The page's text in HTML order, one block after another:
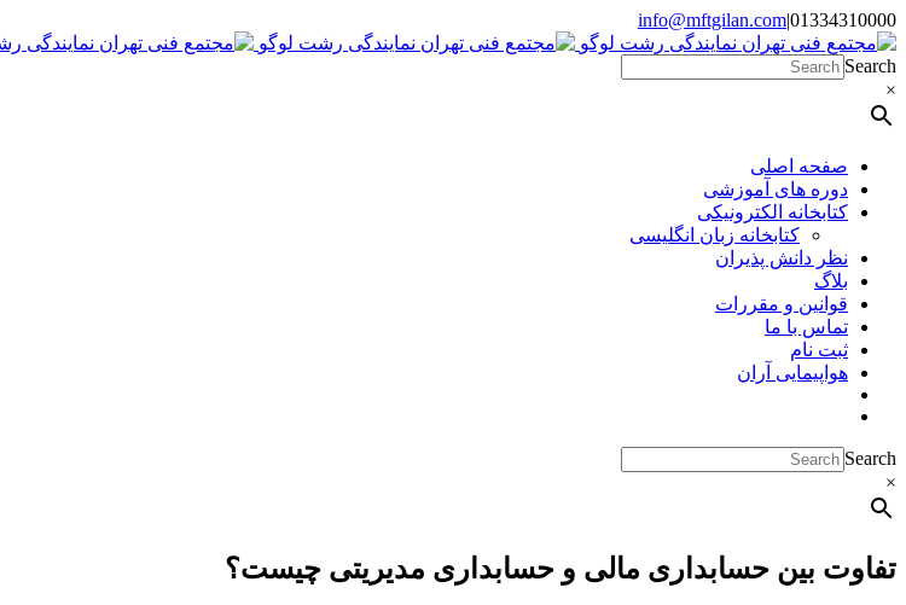
Skip
to
content
01334310000
|
info@mftgilan.com
Instagram
LinkedIn
Search
×
صفحه اصلی
دوره های آموزشی
کتابخانه الکترونیکی
کتابخانه زبان انگلیسی
نظر دانش پذیران
بلاگ
قوانین و مقررات
تماس با ما
ثبت نام
هواپیمایی آران
Search
×
تفاوت بین حسابداری مالی و حسابداری مدیریتی چیست؟